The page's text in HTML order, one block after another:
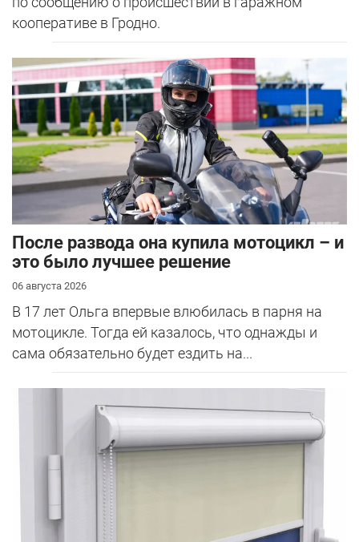
кооперативе в Гродно.
После развода она купила мотоцикл – и
это было лучшее решение
06 августа 2026
В 17 лет Ольга впервые влюбилась в парня на
мотоцикле. Тогда ей казалось, что однажды и
сама обязательно будет ездить на...